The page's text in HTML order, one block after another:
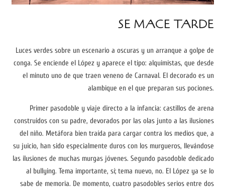
SE MACE TARDE
Luces verdes sobre un escenario a oscuras y un arranque a golpe de
conga. Se enciende el López y aparece el tipo: alquimistas, que desde
el minuto uno de que traen veneno de Carnaval. El decorado es un
alambique en el que preparan sus pociones.
Primer pasodoble y viaje directo a la infancia: castillos de arena
construidos con su padre, devorados por las olas junto a las ilusiones
del niño. Metáfora bien traída para cargar contra los medios que, a
su juicio, han sido especialmente duros con los murgueros, llevándose
las ilusiones de muchas murgas jóvenes. Segundo pasodoble dedicado
al bullying. Tema importante, sí; tema nuevo, no. El López ya se lo
sabe de memoria. De momento, cuatro pasodobles serios entre dos